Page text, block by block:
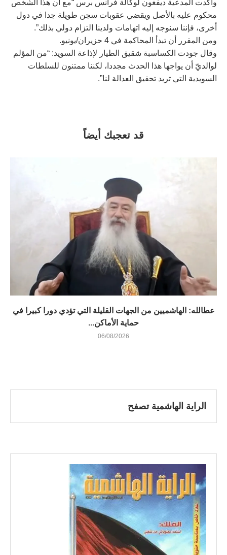
وأكدت المدعية ديفغون لوكالة فرانس برس “مع أن هذا الشخص
محكوم عليه بالأصل ويقضي عقوبات سجن طويلة جدا في دول
أخرى، فإننا سنوجه إليه اتهامات ولدينا التزام دولي بذلك”.
ومن المقرر أن تبدأ المحاكمة في 4 حزيران/يونيو.
وقال جودت الكساسبة شقيق الطيار لإذاعة السويد: “من المؤلم
لوالديّ أن يواجها هذا الحدث مجددا، لكننا ممتنون للسلطات
السويدية التي تريد تحقيق العدالة لنا”.
قد تعجبك أيضاً
عطالله: الهاشميين من الجهات القليلة التي تؤدي دورا كبيرا في
حماية الأماكن...
06/08/2026
الراية الهاشمية تصفح